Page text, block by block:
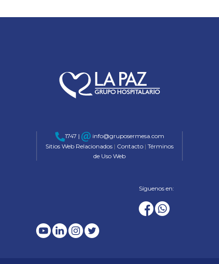
1747 |
info@gruposermesa.com
Sitios Web Relacionados | Contacto | Términos
de Uso Web
Síguenos en: